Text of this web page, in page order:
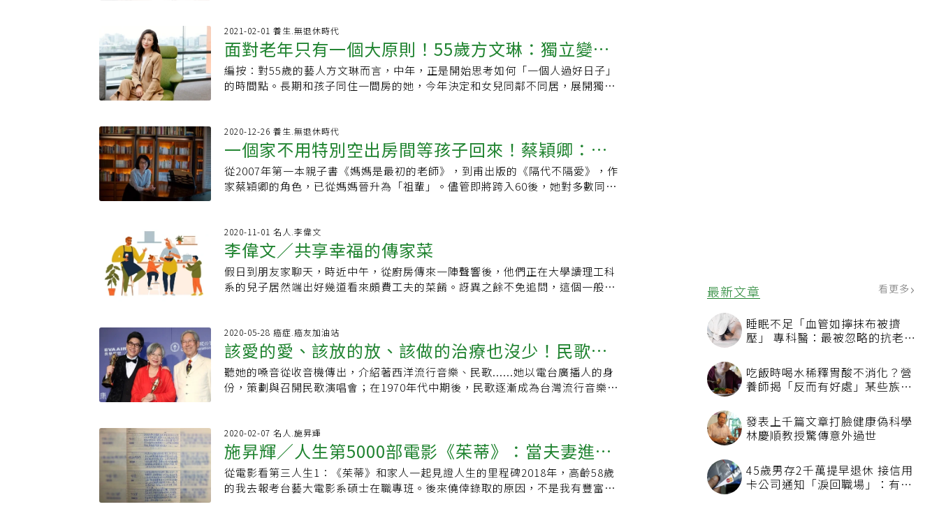
最新文章 看更多
睡眠不足「血管如擰抹布被擠
壓」 專科醫：最被忽略的抗老方
吃飯時喝水稀釋胃酸不消化？營
養師揭「反而有好處」某些族群
發表上千篇文章打臉健康偽科學
林慶順教授驚傳意外過世
45歲男存2千萬提早退休 接信用
卡公司通知「淚回職場」：有錢
重大創傷，卻也是「轉大人」的時刻，但男性很容易就直接進入到另外一段關
係，滿足離婚的失落感，通常難以蛻變，反而是女性好好療傷面對自我，通常離
婚後蛻變得很快，例如藝人賈靜雯、徐曉晰等，大家可以看見她們的蛻變，不但
成為成熟的大人，也更能找到自己的幸福。熟齡離婚─諮商篇／接受諮商探索內
在 20年眷侶變好朋友婚姻走過廿個年頭，被視為神仙眷侶的楊錦聰與郭懷慈，決
關係，雖不再有親密關係，卻是更好的朋友或工作夥伴。去年兩人在楊錦聰的
Podcast「剝吧！洋蔥大叔」中，侃侃而談當初離婚的決定，以及走過分離後，
各自安好的經歷。六十三歲的楊錦聰，廿八歲時創立風潮音樂，現為風潮音樂的
創辦人與董事長。楊錦聰說，原本他喜歡的對象是坐在郭懷慈旁的女同事，但跟
入婚姻後，一同在職場上打拚。事業剛起步的楊錦聰，面對工作或生活壓力，常
會轉嫁到另一半身上，大吼、爭吵，凡事都認為是對方的錯。郭懷慈漸漸發現，
自己在關係中愈來愈不快樂，為尋答案，開始去諮商、上課，發現她在婚姻中失
去了自我。兩人討論後，決定攜手度過婚姻的危機，但上課、諮商仍無法改善問
題，當時彼此都知道婚姻走不下去，懷慈突然一聲不響就飛到印度，楊對她突如
怕孤單。楊錦聰說，後來兩人開始嘗試不同的生活，最後決定離婚是對彼此最好
的選擇，走進戶政事務所，簽下彼此的姓名，抱頭痛哭，現在兩人可以好好相
處，不撕破臉，都是因為兩人都選擇內在探索，找到自己獨特的美麗、愛自己，
當可以享受跟自己在一起的時光，才能進一步與另一個人有很好的相處。楊錦聰
與郭懷慈花了廿年都在實踐找尋自己的這件事。兩人說，因為走過離婚，才更知
拚過的伴侶，有的是滿滿的感謝。熟齡離婚─諮商篇／解人生課題 中年男性諮商
漸增若說離婚是痛苦的創傷成長過程，男性通常是受創較為嚴重的一方。知名家
事律師賴芳玉指出，多數男性難以因此成功「轉大人」，男性從小被教育不准訴
說脆弱，常用逃避、當作沒事來解決問題，但後續迎來的往往是更深的挫折感。
若需要了解離婚或兩性關係而主動接受諮商，賴芳玉說，她曾做過一場簡單的調
令、來源、產地、價格等有概念，女孩從小就知道，又好又便宜的高CP值餐並不
合理。因為重視「吃」，她們對每天發生的飲食新聞也很敏感，黑心食物報導、
烘焙店餐飲業「蛋液長蛆」新聞、什麼是世大運選手村最受歡迎的台灣美食……
都是餐桌話題。每天和孩子在餐桌聊每日新聞，是從兩個女孩還是小一時就建立
起的習慣。餐桌上，孩子會分享在學校的趣事，而番紅花會聊聊當天一、兩則重
上大學 一度無煮飯動力做飯的心意、對食物的關心，讓番紅花和兩個女兒擁有美
好的親子時光，但女兒上大學後再也不需要帶便當了，轉身去探索新人生，「這
件事沒有過渡期，就是戛然而止。」曾經熱鬧屋子變得安靜冷清，廚房的切菜聲
與鑊氣也不再，「我突然失去了煮飯的對象，」番紅花如許多空巢期父母一樣，
多時間做自己番紅花重新摸索如何和先生把兩個人的生活過好、把兩個人的菜燒
好。她也多了更多時間探訪農場、食材產地、綠色餐廳，演講分享如何認識食
材，為青少年開《菜市場的文學課》、《漁港的文學課》，還出版了與綠色餐廳
有關的書。然後期待周末女孩回家吃飯的時光，她會請女兒點菜，為女兒熬一鍋
雞湯、準備肉多多壽喜燒。在當職業婦女的那幾年，番紅花某次逛書店時升起一
孩子煮飯的媽媽」而離開職場，當初人生選了一條岔路，十幾年過去，番紅花這
段為愛烹煮的時光成為魔幻時刻，不但養大兩個女孩，也開啟了她成為親子作
家、飲食料理者的路，圓了兒時想當作家的夢想。歷經空巢期、更年期 才懂媽媽
的孤寂「小時候我有段時間常常去翻戶口名簿，強烈懷疑我不是我媽親生的，」
子生得多，靠棍子教育孩子，不聽話就揍，番紅花每次被打就悲戚：「我一定不
是媽媽生的！」番紅花一直到自己當了媽媽、經歷了空巢期、更年期，走過媽媽
經歷的生命，才懂媽媽的感情。媽媽不容許自己把餐桌上稀有的雞腿夾給女兒，
卻會在女兒高中念夜間部的那段日子，無論多晚都等女兒回家，並為女兒煮消
夜。更年期的不適也讓番紅花驚覺自己不夠關心媽媽，在那個時候沒有醫生可
來鑽研法律的她，是因為1980年代一起槍擊案，犯人留下遺書寫：請務必檢查我
的腦。解剖後發現的確腦部有異常，她也不僅問，「犯錯的是你，還是大腦？」
因此栽進腦科學的研究裡，而後她又投入教育關懷，一點也沒感受到所謂「空巢
期」、「更年期」的不適。 「我在1992年從美國回到臺灣，在稻田裡的大學-中
價的！」 用身心保養費，取代昂貴醫療費 「在那個年代，社會風氣還是有些迷
信，像是覺得人中很長、耳垂很厚就代表某種面向。我還聽說有人指一個女生是
『短命相』，那我們就來實證研究，當你願意對這個女生好、善待她，她就不會
是短命相，她會變成『長命相』。」 洪蘭說，每個人都能「自我實現」，只要用
對方法、大腦持續學習，你便不會屈從宿命的安排，你會看見自己生命的價值，
要先知道他的需求，進而滿足他的需求。」 「我記得那時在民雄豐收村，許多老
人家不識得字，但開班後卻沒人來上課，為什麼呢？因為那時候給他們的教材，
是國民小學的教材；他們只是不認識字，不是沒有人生閱歷與智慧。當上課的教
材改成『黃曆』後，他們果然願意上課了，因為他們一學馬上用得到。」 還沒退
非常有成就。」 「再來，我很希望我們能像北歐強調臥床兩星期，而不是20年！
我看過報導，美國有組織協助老人家的交通，讓他們可以到活動中心去玩，享受
社交的快樂，並接受更多的刺激與學習，這對我們是有幫助的。」 要用「保養
費」取代「醫療費」，當大部分的老人不需要被長照，年輕人才能投入社會貢獻
能力。 洪蘭談到，自己在小時候就有看過「優雅地老去」，而典範就是她的外
看到了老人家如何優雅地變老，我看見了每位老人都很有用，也要學著覺得自己
有用很有價值。」 努力自我實現，成就自己人生 「我們一家都是簡樸的人，所以
當我爸爸過世時，我們姐妹們商量，決定要將原本的喪葬費作為其他用途：為四
川偏遠的鄉間建蓋學校。我兒子本來很愛喝可樂，但跟著我們在那裡一趟後，他
直很想你，你都不想我。」阿晴氣孩子不想她，說著說著就哭了，心碎的她愈來
愈憂鬱。松德診所諮商心理師林萃芬說，阿晴的情緒來自於空巢期，孩子長大有
主見，父母感覺不再被需要，甚至有父母在孩子上大學會再拚一胎，延續自己的
重心。不只媽媽會因空巢期情緒低落，其實爸爸也會，但有些父母並不知道那些
失落感等壞情緒從何而來。林萃芬說，當孩子有主見時，如果父母會感到不舒
暑假的到來，就意味著有一群大一新鮮人將出國或到外縣市念書，同時一群空巢
期新手爸媽也隨之產生。「爸媽都比自己想像中更黏孩子、更需要孩子陪伴。」
林萃芬笑著說，爸媽可事前做心理準備，常常告訴自己孩子獨立，是教養孩子的
責任告一段落，生活重心終於可以回到自己身上。爸媽為了張羅孩子食衣住行育
實上，應該要再次找到自己的定位在哪裡，孩子獨立是父母人生下半場生命意義
的起始點。林萃芬說，每個人在人生舞台上，會同時扮演許多角色，是某人的伴
侶、是某人的知心好友，但過去可能「爸媽」這個角色出場過於頻繁，其他角色
漸漸被遺忘，孩子不在家後，建議爸媽可以找回自己最喜歡的角色，如妻子或姊
妹淘享受人生。重返熱戀 做夫妻喜歡的事孩子出外讀書不在家，是爸媽重返熱戀
還是可以繼續安排家庭日，規畫夫妻兩人都喜歡的活動。透過視訊 不黏孩子一樣
親 林萃芬鼓勵重心回到自己身上的橘世代，正向看待空巢期，夫妻兩人可以共同
討論「一直想做，但因孩子而沒做到」的人生清單，也可以單純做自己喜歡的
事、上喜歡的課程；到外縣市念書的孩子會有自己的世界，想孩子時，爸媽可以
2021-02-01 養生.無退休時代
面對老年只有一個大原則！55歲方文琳：獨立變
老，是我對女兒的體貼
編按：對55歲的藝人方文琳而言，中年，正是開始思考如何「一個人過好日子」
的時間點。長期和孩子同住一間房的她，今年決定和女兒同鄰不同居，展開獨立
如今，什麼才是人生的新價值？以歌手身分出道的藝人方文琳，一直是演藝圈公
認的資深玉女。今（2020）年55歲的她，嗓音輕柔、外表凍齡，曾被合演連續劇
的年輕演員稱為「仙女姐姐」。不過，問她最近忙些什麼，她卻語出驚人表示：
「我在想，要不要去考一張重機的駕照？」她說起2年多前，和哥哥的一票朋友到
日本騎重機環島。男士們怕她太累，提議載她走完全程。沒想到，第一天行程結
能說明她對熟年生活的態度。最近她接演舞台劇《明星養老院》，描述一群昔日
的大明星同住養老院所上演的愛恨情仇，以幽默手法探討熟齡者的人生價值。方
文琳在劇中飾演負責照顧眾人的院長，談到如何面對老年，她只有一個大原則：
「要獨立，要顧好自己。」和女兒同鄰不同居 家長和孩子都要學獨立從14年前結
「一家都是女生，老的、小的，情緒都很多。我夾在中間，又有自己的問題，有
時也會覺得煩呀。」經歷過在婚姻、家庭中與他人磨合的日常，50歲以後，孩子
邁向成年，她更確定自己適合一個人。「人生後半輩子還要配合別人，太累了。
現在，是該為自己過的時候了。」今年，女兒一個上大學住校、一個已經出社
會，方文琳決定大刀闊斧地改變居家空間。住了20幾年的房子，儘管面積達70多
我也可以找我的這次整修，她趁機斷捨離，捐出家中大量雜物。室內格局也改成2
戶，一戶讓2個女兒自己住，一戶則保留給她和媽媽，2人各有一間大房間。未來
母女三代回家，各自有空間。女兒們也要開始分擔家中的貸款、水電費和管理
費，負起協助家計的責任。「我現在滿期待以後跟女兒住在不同戶的日子，眼不
2020-12-26 養生.無退休時代
一個家不用特別空出房間等孩子回來！蔡穎卿：
「空巢期後，才是二人戀愛的開始」
從2007年第一本親子書《媽媽是最初的老師》，到甫出版的《隔代不隔愛》，作
家蔡穎卿的角色，已從媽媽晉升為「祖輩」。儘管即將跨入60後，她對多數同齡
年起司，每多一天的熟成，都是前進美好味道。 「老」其實是從容了、穩重了 當
我們還爭論著要用「輕熟」、「大齡」等不同詞彙，來定義「老」的時候，蔡穎
卿坦言不諱地承認，與其用這些花俏字眼，「老，反而比很多的語詞更踏實一
點。」 因為老，意味著舉措從容了，心態穩重了，結交的是經過生命歷練揀選的
朋友，終於可以打扮成年輕時嚮往的端莊成熟，做自己想做的事情。 蔡穎卿笑
沒有一絲慚愧去過生活，還是等到小女兒上大學。」 不怕空巢期，反倒求之不得
所以許多父母害怕的空巢期，她反倒求之不得。在女兒上大學之後，她和先生
Eric設計新居時，就完全沒把孩子放在心裡，「我覺得一個家不用空下一個房
間、兩個房間等孩子回來。」她說也許是自私，卻認為孩子的獨立人格取決於父
己的學習也不能斷，「一個人很認真的時候，心相對就比較安定。」 圓夢，別把
退休金弄不見就好 其次，是不要畏懼追夢。蔡穎卿說，每個人年輕時都會有想做
的事情，若只是當成一個夢想處理，此生似乎就只能徘徊在夢與現實間，「其實
人好像也不用多勇敢，就可以去實現年輕時候的夢想。」 她笑說，如果曾經想做
什麼事，有一天退休了，「為什麼不能？就去嘛！2個月也是一個夢想，半年也是
2020-11-01 名人.李偉文
李偉文／共享幸福的傳家菜
假日到朋友家聊天，時近中午，從廚房傳來一陣聲響後，他們正在大學讀理工科
系的兒子居然端出好幾道看來頗費工夫的菜餚。訝異之餘不免追問，這個一般人
假作業就是要求學生跟長輩學做一道菜，不只要確實會做，而且必須寫出四項作
業，包含跟這道菜有關的味覺記憶、美食軌跡、傳家祕方及內功心法。當作寒假
作業的原因，是要他們利用過年闔家團圓時較有時間與心情，同時可以利用這個
作業跟家人及長輩對話，透過家傳菜來重溫家人的共同回憶，甚至由飲食來追索
家族歷史發展的痕跡。味覺的記憶往往包含了許多情感的連結，這比單純要學生
而民以食為天。」甚至道貌岸然的孔老夫子也說：「禮之初，始於飲食。」除了
「吃」是所有生命最基本的天性，飲食甚至可說是人類文明產生的原動力呢！英
國牛津大學歷史學教授就曾這麼說，食物是世界史裡最重要的課題，發明烹飪，
因此發展出共同進食的社群，是人之所以為人的分水嶺。然後隨著飲食的複雜與
2020-05-28 癌症.癌友加油站
該愛的愛、該放的放、該做的治療也沒少！民歌之
母陶曉清晚年乳癌「中籤」後這樣面對
聽她的嗓音從收音機傳出，介紹著西洋流行音樂、民歌......她以電台廣播人的身
份，策劃與召開民歌演唱會；在1970年代中期後，民歌逐漸成為台灣流行音樂界
母」陶曉清。 她的生命河流（註）裡，始終熠熠生輝閃耀著：一個好女兒、好太
太、好媽媽，還是知名廣播人！但到了中年後，她在好友介紹下，遠赴加拿大研
讀心理課程，彷彿真正「回家」般自在，64歲正式領到加拿大海文學院（Haven
Institute）的畢業證書與合格的心理諮商師。 【註】陶曉清在著作《生命的河
流：七堂關於人生的成長課》中,道盡了心的掙扎與覺醒，以及一路上探索自我的
2020-02-07 名人.施昇輝
施昇輝／人生第5000部電影《茱蒂》：當夫妻進入
空巢期，為人父母該怎麼做？
從電影看第三人生1：《茱蒂》和家人一起見證人生的里程碑2018年，高齡58歲
的我去報考台藝大電影系碩士在職專班。後來僥倖錄取的原因，不是我有豐富的